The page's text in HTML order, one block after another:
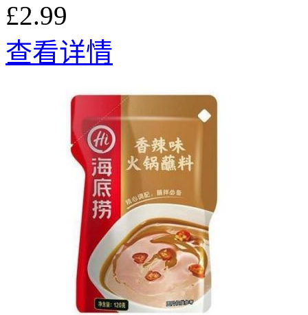
£2.99
查看详情